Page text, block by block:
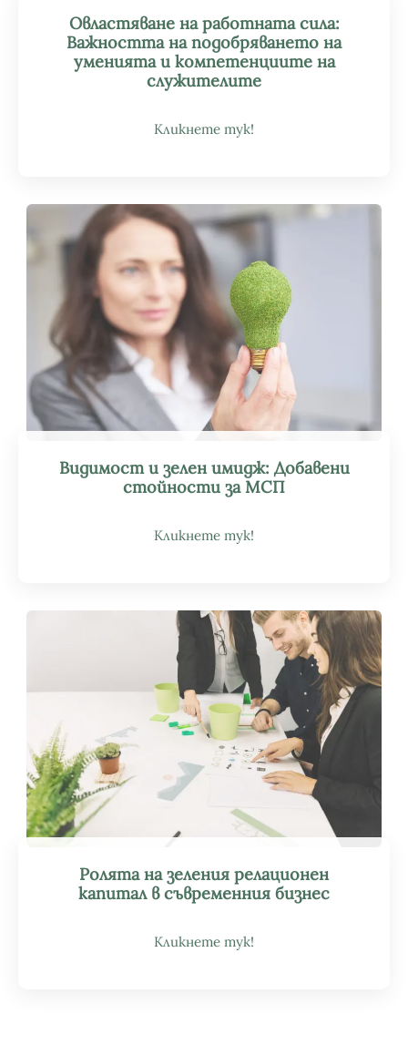
Овластяване на работната сила:
Важността на подобряването на
уменията и компетенциите на
служителите
Кликнете тук!
Видимост и зелен имидж: Добавени
стойности за МСП
Кликнете тук!
Ролята на зеления релационен
капитал в съвременния бизнес
Кликнете тук!